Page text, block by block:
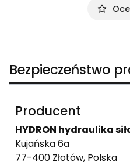
Bezpieczeństwo
Producent
HYDRON hydraulika
Kujańska 6a
77-400 Złotów, Polska